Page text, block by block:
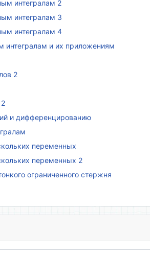
интегралам 2
интегралам 3
интегралам 4
интегралам и их приложениям
2
и дифференцированию
переменных
переменных 2
ограниченного стержня